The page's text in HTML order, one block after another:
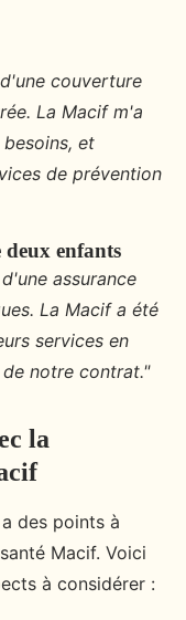
couverture
La Macif m'a
et
de prévention
deux enfants
assurance
La Macif a été
services en
notre contrat."
la
des points à
Macif. Voici
à considérer :